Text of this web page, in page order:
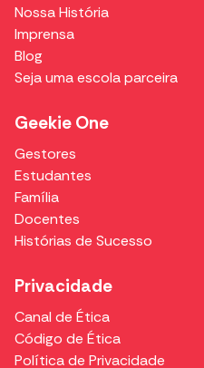
Nossa História
Imprensa
Blog
Seja uma escola parceira
Geekie One
Gestores
Estudantes
Família
Docentes
Histórias de Sucesso
Privacidade
Canal de Ética
Código de Ética
Política de Privacidade